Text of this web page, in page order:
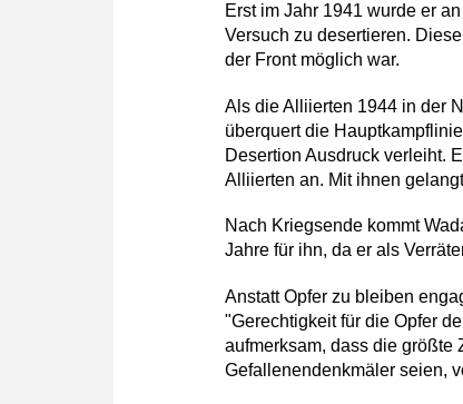
Erst im Jahr 1941 wurde er
Versuch zu desertieren.
der Front möglich war.
Als die Alliierten 1944 in der
überquert die
Desertion Ausdruck verleiht.
Alliierten an. Mit ihnen
Nach Kriegsende kommt
Jahre für ihn, da er als
Anstatt Opfer zu bleiben
"Gerechtigkeit für die Opfer
aufmerksam, dass die größte
Gefallenendenkmäler seien,